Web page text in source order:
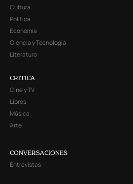
Cultura
Política
Economía
Ciencia y Tecnología
Literatura
CRITICA
Cine y TV
Libros
Música
Arte
CONVERSACIONES
Entrevistas